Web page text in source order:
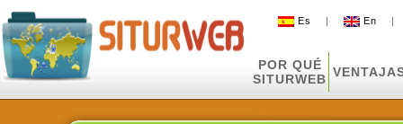
Es | En
POR QUÉ
SITURWEB